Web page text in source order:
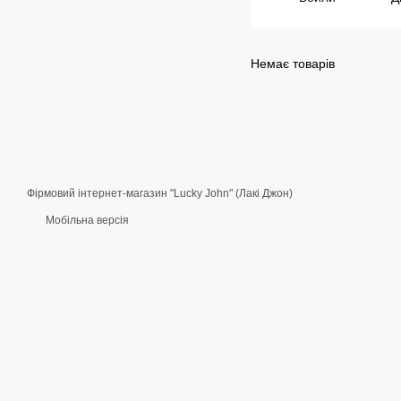
Немає товарів
Фірмовий інтернет-магазин "Lucky John" (Лакі Джон)
Мобільна версія